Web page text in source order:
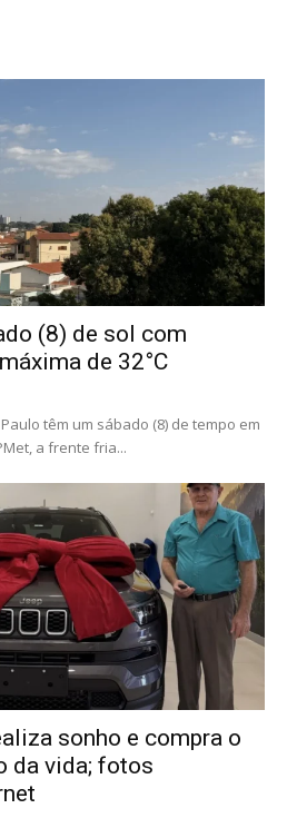
(8) de sol com
de 32°C
têm um sábado (8) de tempo em
a frente fria...
sonho e compra o
da vida; fotos